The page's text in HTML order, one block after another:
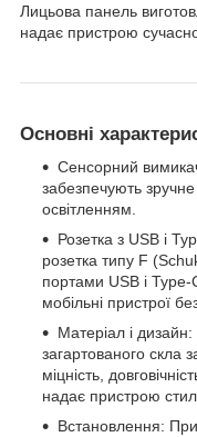
Лицьова панель
надає пристрою
Основні
Сенсорний
забезпечують зручне
освітленням.
Розетка з USB і
розетка типу F
портами USB і
мобільні пристрої
Матеріал і
загартованого скла
міцність,
надає пристрою
Встановлення: